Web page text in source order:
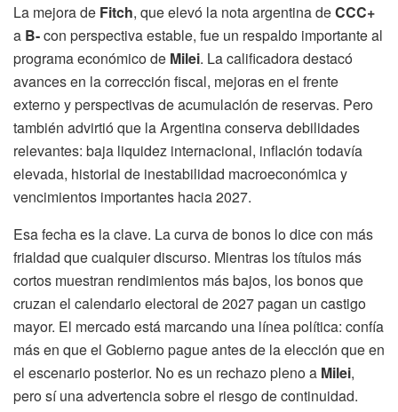
La mejora de Fitch, que elevó la nota argentina deCCC+
a B-con perspectiva estable, fue un respaldo importante al
programa económico de Milei. La calificadora destacó
avances en la corrección fiscal, mejoras en el frente
externo y perspectivas de acumulación de reservas. Pero
también advirtió que la Argentina conserva debilidades
relevantes: baja liquidez internacional, inflación todavía
elevada, historial de inestabilidad macroeconómica y
vencimientos importantes hacia 2027.
Esa fecha es la clave. La curva de bonos lo dice con más
frialdad que cualquier discurso. Mientras los títulos más
cortos muestran rendimientos más bajos, los bonos que
cruzan el calendario electoral de 2027 pagan un castigo
mayor. El mercado está marcando una línea política: confía
más en que el Gobierno pague antes de la elección que en
el escenario posterior. No es un rechazo pleno a Milei,
pero sí una advertencia sobre el riesgo de continuidad.